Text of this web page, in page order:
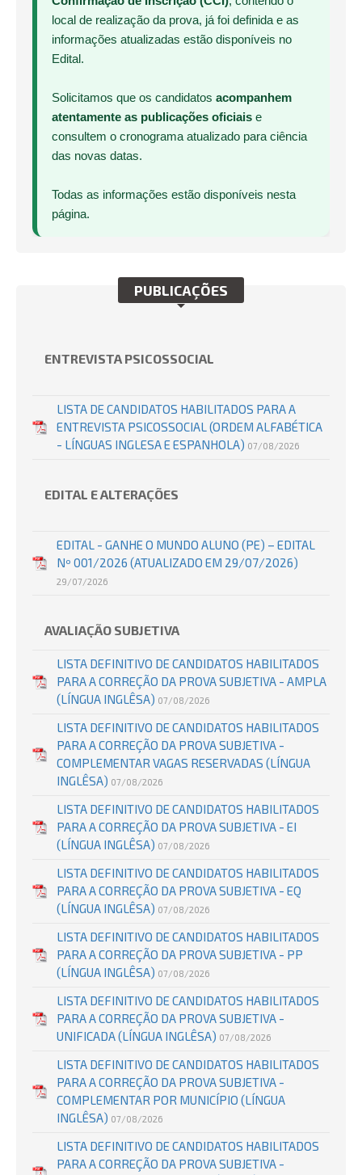
local de realização da prova, já foi definida e as
informações atualizadas estão disponíveis no
Edital.
Solicitamos que os candidatos acompanhem
atentamente as publicações oficiais e
consultem o cronograma atualizado para ciência
das novas datas.
Todas as informações estão disponíveis nesta
página.
PUBLICAÇÕES
ENTREVISTA PSICOSSOCIAL
LISTA DE CANDIDATOS HABILITADOS PARA A
ENTREVISTA PSICOSSOCIAL (ORDEM ALFABÉTICA
- LÍNGUAS INGLESA E ESPANHOLA) 07/08/2026
EDITAL E ALTERAÇÕES
EDITAL - GANHE O MUNDO ALUNO (PE) – EDITAL
Nº 001/2026 (ATUALIZADO EM 29/07/2026)
29/07/2026
AVALIAÇÃO SUBJETIVA
LISTA DEFINITIVO DE CANDIDATOS HABILITADOS
PARA A CORREÇÃO DA PROVA SUBJETIVA - AMPLA
(LÍNGUA INGLÊSA) 07/08/2026
LISTA DEFINITIVO DE CANDIDATOS HABILITADOS
PARA A CORREÇÃO DA PROVA SUBJETIVA -
COMPLEMENTAR VAGAS RESERVADAS (LÍNGUA
INGLÊSA) 07/08/2026
LISTA DEFINITIVO DE CANDIDATOS HABILITADOS
PARA A CORREÇÃO DA PROVA SUBJETIVA - EI
(LÍNGUA INGLÊSA) 07/08/2026
LISTA DEFINITIVO DE CANDIDATOS HABILITADOS
PARA A CORREÇÃO DA PROVA SUBJETIVA - EQ
(LÍNGUA INGLÊSA) 07/08/2026
LISTA DEFINITIVO DE CANDIDATOS HABILITADOS
PARA A CORREÇÃO DA PROVA SUBJETIVA - PP
(LÍNGUA INGLÊSA) 07/08/2026
LISTA DEFINITIVO DE CANDIDATOS HABILITADOS
PARA A CORREÇÃO DA PROVA SUBJETIVA -
UNIFICADA (LÍNGUA INGLÊSA) 07/08/2026
LISTA DEFINITIVO DE CANDIDATOS HABILITADOS
PARA A CORREÇÃO DA PROVA SUBJETIVA -
COMPLEMENTAR POR MUNICÍPIO (LÍNGUA
INGLÊSA) 07/08/2026
LISTA DEFINITIVO DE CANDIDATOS HABILITADOS
PARA A CORREÇÃO DA PROVA SUBJETIVA -